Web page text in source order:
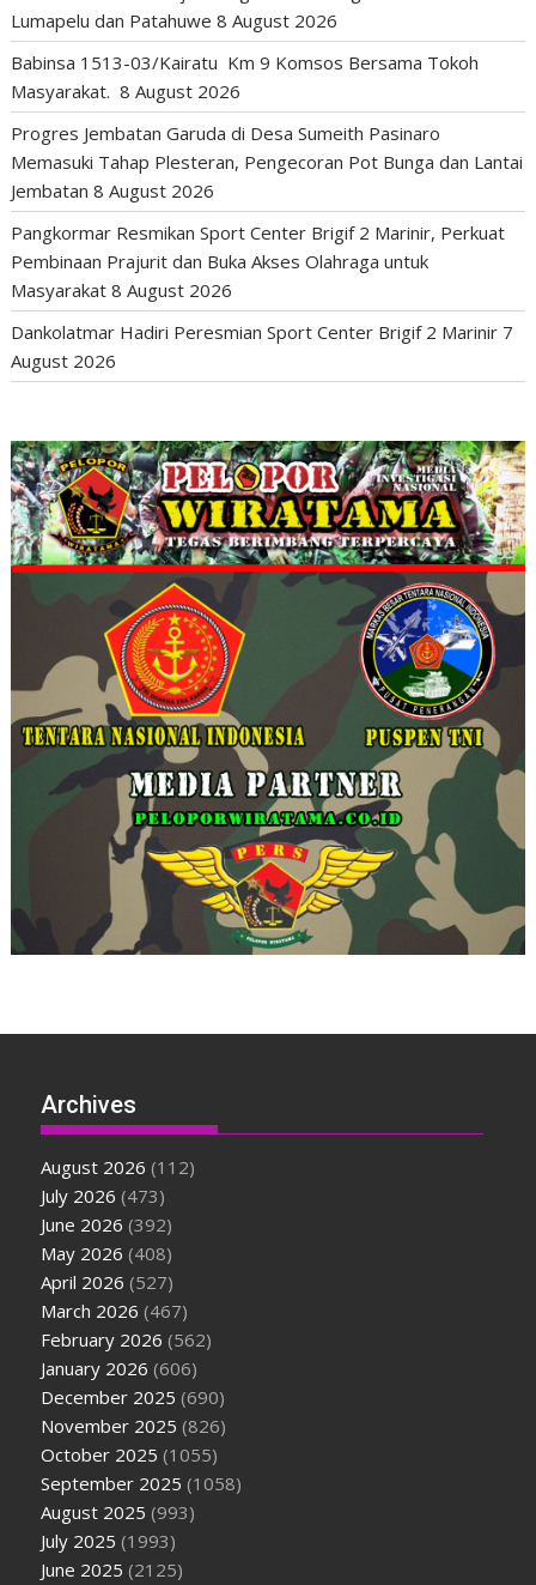
Lumapelu dan Patahuwe 8 August 2026
Babinsa 1513-03/Kairatu Km 9 Komsos Bersama Tokoh
Masyarakat. 8 August 2026
Progres Jembatan Garuda di Desa Sumeith Pasinaro
Memasuki Tahap Plesteran, Pengecoran Pot Bunga dan Lantai
Jembatan 8 August 2026
Pangkormar Resmikan Sport Center Brigif 2 Marinir, Perkuat
Pembinaan Prajurit dan Buka Akses Olahraga untuk
Masyarakat 8 August 2026
Dankolatmar Hadiri Peresmian Sport Center Brigif 2 Marinir 7
August 2026
Archives
August 2026 (112)
July 2026 (473)
June 2026 (392)
May 2026 (408)
April 2026 (527)
March 2026 (467)
February 2026 (562)
January 2026 (606)
December 2025 (690)
November 2025 (826)
October 2025 (1055)
September 2025 (1058)
August 2025 (993)
July 2025 (1993)
June 2025 (2125)